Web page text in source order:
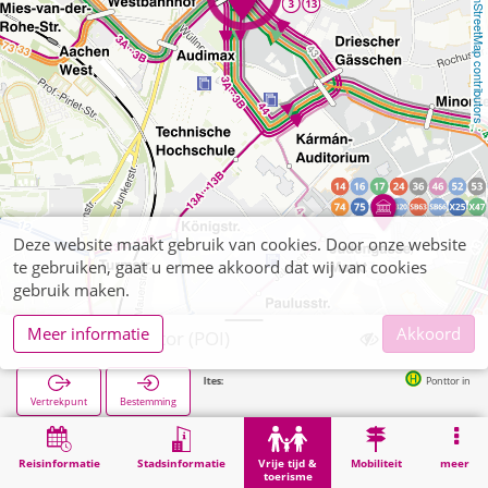
OpenStreetMap contributors
Reisinformatie Stadsinformatie
Vrije tijd &
toerisme
Mobiliteit meer
Aachen, Ponttor (POI)
Vertrekpunt Bestemming
Volgende haltes: Ponttor in 39m
Vrije tijd & toerisme Bezienswaardigheid Aachen, Ponttor (POI)
Deze website maakt gebruik van cookies. Door onze website
te gebruiken, gaat u ermee akkoord dat wij van cookies
gebruik maken.
Meer informatie
Akkoord